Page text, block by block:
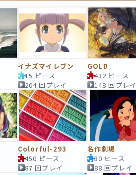
イナズマイレブン
15 ピース
204 回プレイ
GOLD
432 ピース
148 回プレイ
Colorful-293
450 ピース
87 回プレイ
名作劇場
30 ピース
88 回プレイ